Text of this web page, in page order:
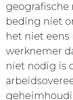
beding niet
het niet
werknemer
niet nodig is